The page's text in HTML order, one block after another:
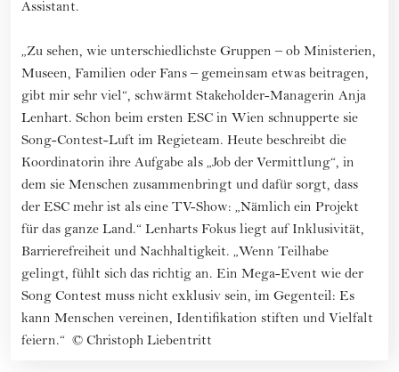
Assistant.
„Zu sehen, wie unterschiedlichste Gruppen – ob Ministerien,
Museen, Familien oder Fans – gemeinsam etwas beitragen,
gibt mir sehr viel“, schwärmt Stakeholder-Managerin Anja
Lenhart. Schon beim ersten ESC in Wien schnupperte sie
Song-Contest-Luft im Regieteam. Heute beschreibt die
Koordinatorin ihre Aufgabe als „Job der Vermittlung“, in
dem sie Menschen zusammenbringt und dafür sorgt, dass
der ESC mehr ist als eine TV-Show: „Nämlich ein Projekt
für das ganze Land.“ Lenharts Fokus liegt auf Inklusivität,
Barrierefreiheit und Nachhaltigkeit. „Wenn Teilhabe
gelingt, fühlt sich das richtig an. Ein Mega-Event wie der
Song Contest muss nicht exklusiv sein, im Gegenteil: Es
kann Menschen vereinen, Identifikation stiften und Vielfalt
feiern.“ © Christoph Liebentritt